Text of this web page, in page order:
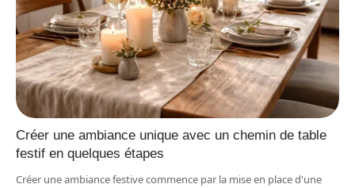
Créer une ambiance unique avec un chemin de table
festif en quelques étapes
Créer une ambiance festive commence par la mise en place d'une